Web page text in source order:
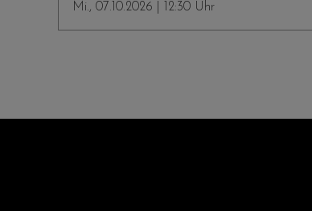
Mi., 07.10.2026 | 12:30 Uhr